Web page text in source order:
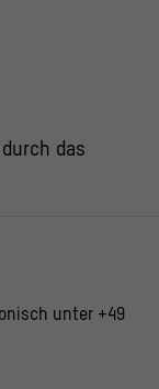
das
unter +49